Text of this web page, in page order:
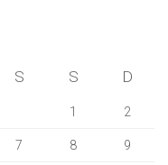
S S D
1 2
7 8 9